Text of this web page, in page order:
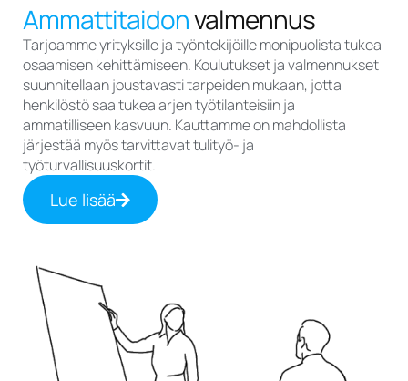
Ammattitaidonvalmennus
Tarjoamme yrityksille ja työntekijöille monipuolista tukea
osaamisen kehittämiseen. Koulutukset ja valmennukset
suunnitellaan joustavasti tarpeiden mukaan, jotta
henkilöstö saa tukea arjen työtilanteisiin ja
ammatilliseen kasvuun. Kauttamme on mahdollista
järjestää myös tarvittavat tulityö- ja
työturvallisuuskortit.
Lue lisää